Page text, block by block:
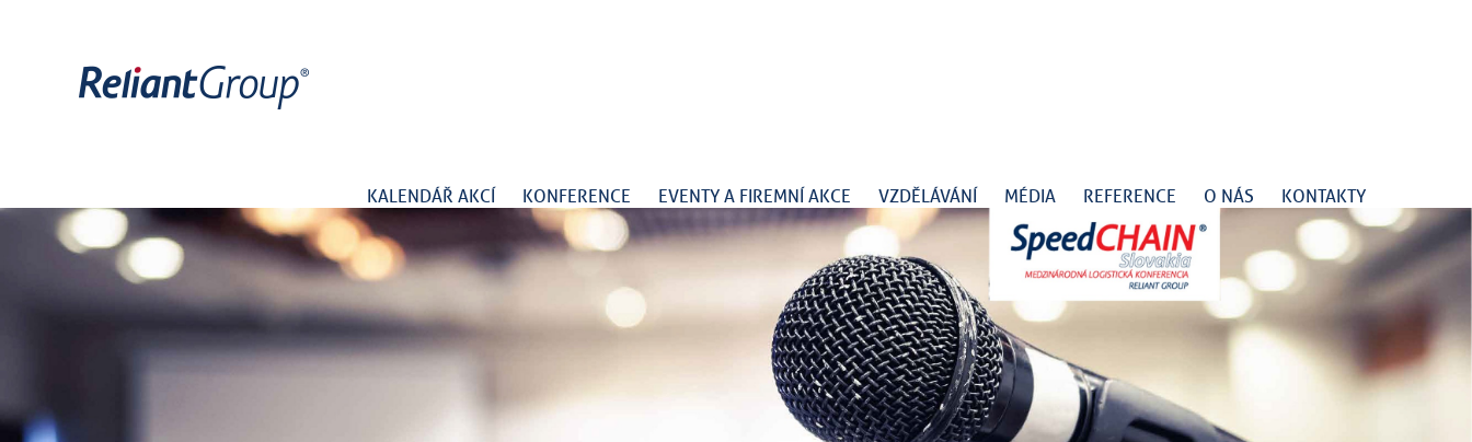
KALENDÁŘ AKCÍ KONFERENCE EVENTY A FIREMNÍ AKCE VZDĚLÁVÁNÍ MÉDIA REFERENCE O NÁS KONTAKTY